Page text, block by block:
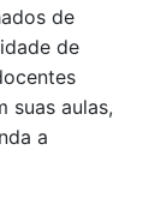
de
de
suas aulas,
a